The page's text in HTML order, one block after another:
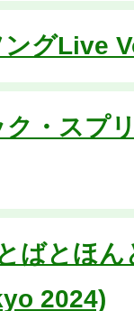
グLive
・スプ
ばとほ
2024)